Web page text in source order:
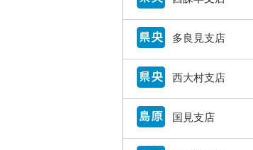
多良見支店
西大村支店
国見支店